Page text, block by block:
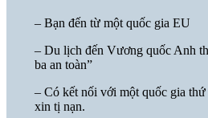
– Bạn đến từ một quốc gia EU
– Du lịch đến Vương quốc Anh
ba an toàn”
– Có kết nối với một quốc gia thứ
xin tị nạn.